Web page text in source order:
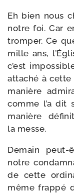
Eh bien nous
notre foi. Car
trom­per. Ce
mille ans,
c’est
atta­ché à cette
manière
comme l’a dit
manière
la messe.
Demain peut-​
notre
de cette
même frap­pé